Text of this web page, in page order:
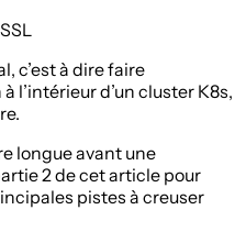
c’est à dire faire
d’un cluster K8s,
longue avant une
2 de cet article pour
pistes à creuser